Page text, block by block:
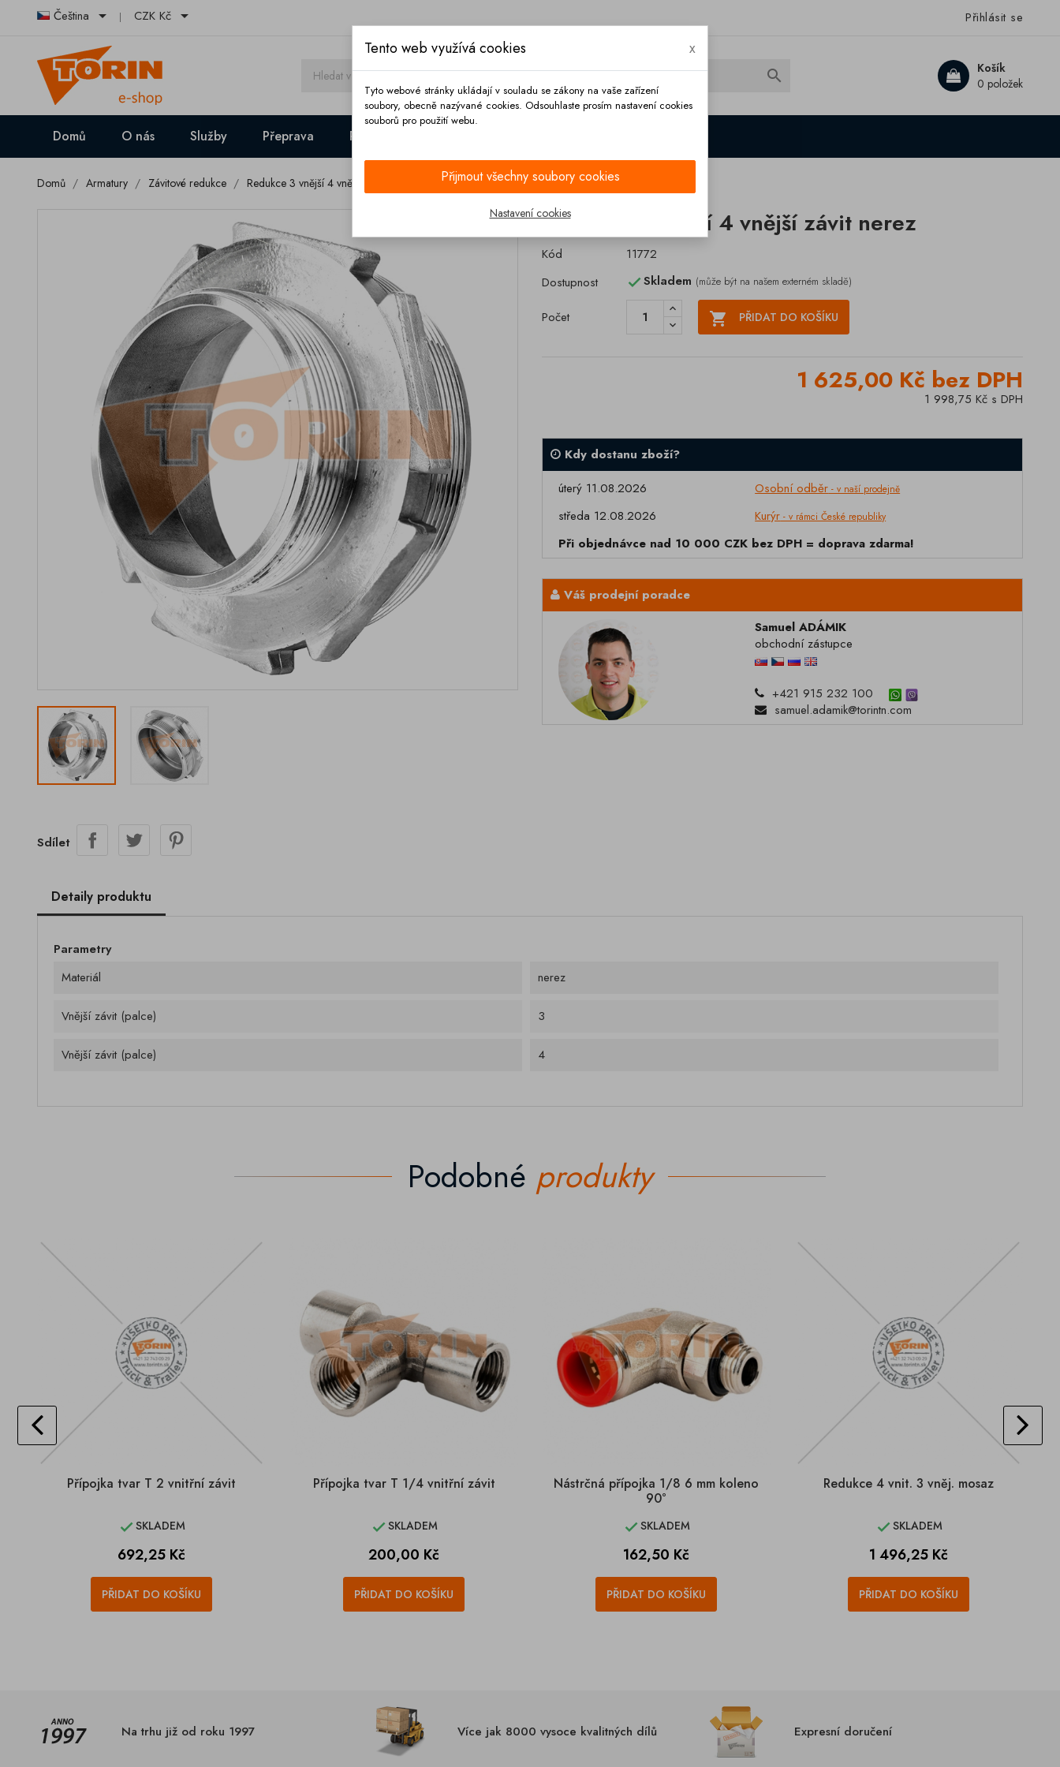
Čeština  CZK Kč  Přihlásit se
Košík
0 položek

Domů O nás Služby Přeprava Platba
Domů Armatury Závitové redukce Redukce 3 vnější 4 vnější závit nerez
Redukce 3 vnější 4 vnější závit nerez
Kód
11772
Dostupnost
Skladem (může být na našem externém skladě)
Počet  PŘIDAT DO KOŠÍKU
1 625,00 Kč bez DPH
1 998,75 Kč s DPH
Kdy dostanu zboží?
úterý 11.08.2026
Osobní odběr - v naší prodejně
středa 12.08.2026 Kurýr - v rámci České republiky
Při objednávce nad 10 000 CZK bez DPH = doprava zdarma!
Váš prodejní poradce
Samuel ADÁMIK
obchodní zástupce
+421 915 232 100
samuel.adamik@torintn.com
Sdílet
Detaily produktu
Parametry
Materiál
nerez
Vnější závit (palce) 3
Vnější závit (palce) 4
Podobné produkty
Přípojka tvar T 2 vnitřní závit
SKLADEM
Cena
692,25 Kč
PŘIDAT DO KOŠÍKU
Přípojka tvar T 1/4 vnitřní závit
SKLADEM
Cena
200,00 Kč
PŘIDAT DO KOŠÍKU
Nástrčná přípojka 1/8 6 mm koleno
90°
SKLADEM
Cena
162,50 Kč
PŘIDAT DO KOŠÍKU
Redukce 4 vnit. 3 vněj. mosaz
SKLADEM
Cena
1 496,25 Kč
PŘIDAT DO KOŠÍKU
Na trhu již od roku 1997 Více jak 8000 vysoce kvalitných dílů Expresní doručení
Tento web využívá cookies x
Tyto webové stránky ukládají v souladu se zákony na vaše zařízení
soubory, obecně nazývané cookies. Odsouhlaste prosím nastavení cookies
souborů pro použití webu.
Přijmout všechny soubory cookies
Nastavení cookies